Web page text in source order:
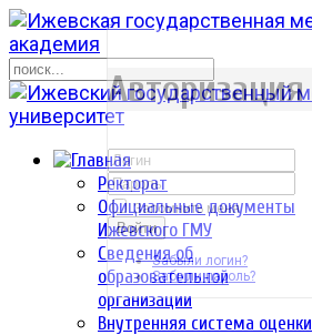
Ректорат
Официальные документы
Ижевского ГМУ
Сведения об
образовательной
организации
Внутренняя система оценки
р
Авторизация
Запомнить меня
Войти
Забыли логин?
Забыли пароль?